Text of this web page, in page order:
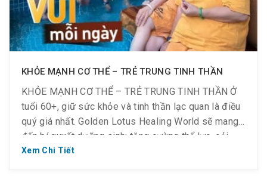
KHỎE MẠNH CƠ THỂ – TRẺ TRUNG TINH THẦN
KHỎE MẠNH CƠ THỂ – TRẺ TRUNG TINH THẦN Ở
tuổi 60+, giữ sức khỏe và tinh thần lạc quan là điều
quý giá nhất. Golden Lotus Healing World sẽ mang
đến bí quyết dưỡng sinh: tăng cường thể lực, cải
thiện tuần hoàn và nuôi dưỡng tinh thần mỗi ngày
Xem Chi Tiết